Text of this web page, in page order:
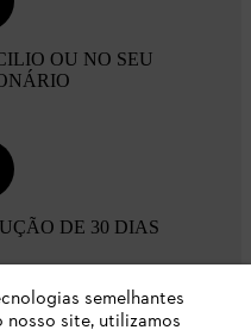
OU NO SEU
DE 30 DIAS
semelhantes
site, utilizamos